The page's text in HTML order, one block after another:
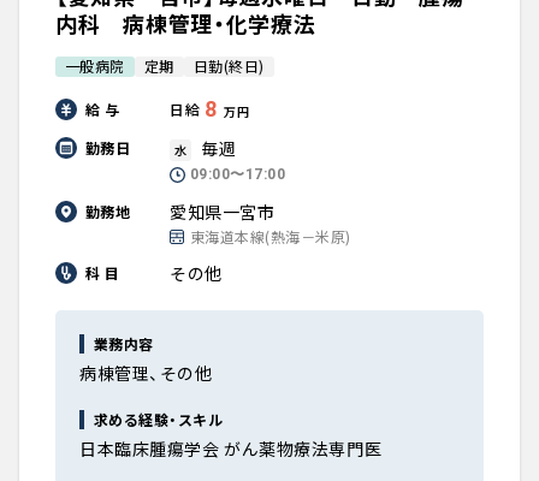
内科 病棟管理・化学療法
一般病院 定期 日勤(終日)
給 与 日給 8 万円
勤務日 水 毎週
09:00〜17:00
勤務地 愛知県一宮市
東海道本線(熱海－米原)
科 目
その他
業務内容
病棟管理、その他
求める経験・スキル
日本臨床腫瘍学会 がん薬物療法専門医